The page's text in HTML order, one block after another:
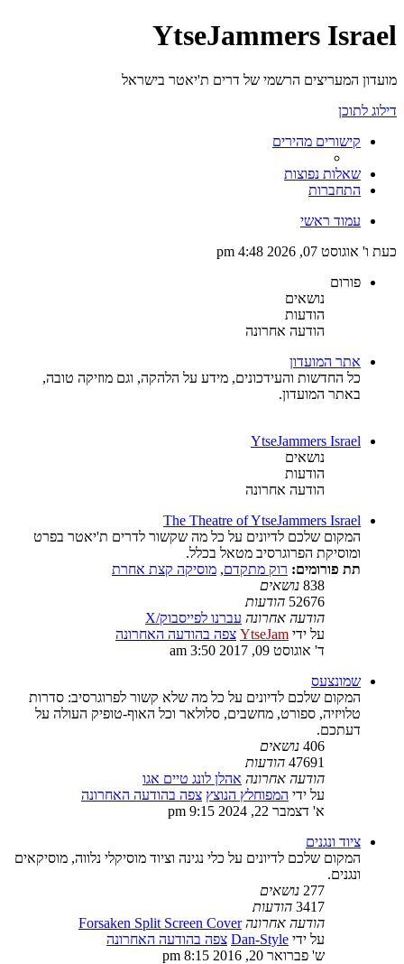
YtseJammers Israel
מועדון המעריצים הרשמי של דרים ת'יאטר בישראל
דילוג לתוכן
קישורים מהירים
שאלות נפוצות
התחברות
עמוד ראשי
כעת ו' אוגוסט 07, 2026 4:48 pm
פורום
נושאים
הודעות
הודעה אחרונה
אתר המועדון
כל החדשות והעידכונים, מידע על הלהקה, וגם מוזיקה טובה,
באתר המועדון.
YtseJammers Israel
נושאים
הודעות
הודעה אחרונה
The Theatre of YtseJammers Israel
המקום שלכם לדיונים על כל מה שקשור לדרים ת'יאטר בפרט
ומוסיקת הפרוגרסיב מטאל בכלל.
תת פורומים: רוק מתקדם, מוסיקה קצת אחרת
838 נושאים
52676 הודעות
הודעה אחרונה עברנו לפייסבוק/X
על ידי YtseJam צפה בהודעה האחרונה
ד' אוגוסט 09, 2017 3:50 am
שמונצעס
המקום שלכם לדיונים על כל מה שלא קשור לפרוגרסיב: סדרות
טלויזיה, ספורט, מחשבים, סלולאר וכל האוף-טופיק העולה על
דעתכם.
406 נושאים
47691 הודעות
הודעה אחרונה אהלן לונג טיים אגו
על ידי המפוחלץ הנוצץ צפה בהודעה האחרונה
א' דצמבר 22, 2024 9:15 pm
ציוד ונגנים
המקום שלכם לדיונים על כלי נגינה וציוד מוסיקלי נלווה, מוסיקאים
ונגנים.
277 נושאים
3417 הודעות
הודעה אחרונה Forsaken Split Screen Cover
על ידי Dan-Style צפה בהודעה האחרונה
ש' פברואר 20, 2016 8:15 pm